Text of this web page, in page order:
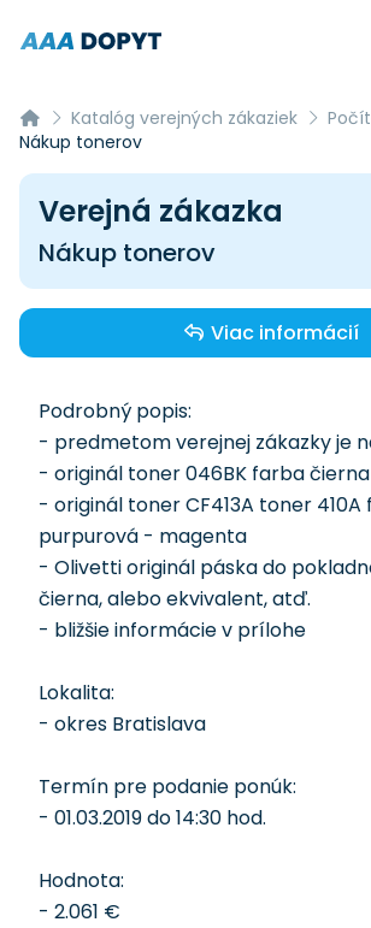
Katalóg verejných zákaziek
Nákup tonerov
Verejná zákazka
Nákup tonerov
Viac informácií
Podrobný popis:
- predmetom verejnej zákazky je
- originál toner 046BK farba
- originál toner CF413A toner
purpurová - magenta
- Olivetti originál páska do
čierna, alebo ekvivalent, atď.
- bližšie informácie v prílohe
Lokalita:
- okres Bratislava
Termín pre podanie ponúk:
- 01.03.2019 do 14:30 hod.
Hodnota:
- 2.061 €